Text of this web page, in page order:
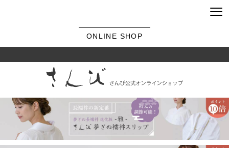
ONLINE SHOP